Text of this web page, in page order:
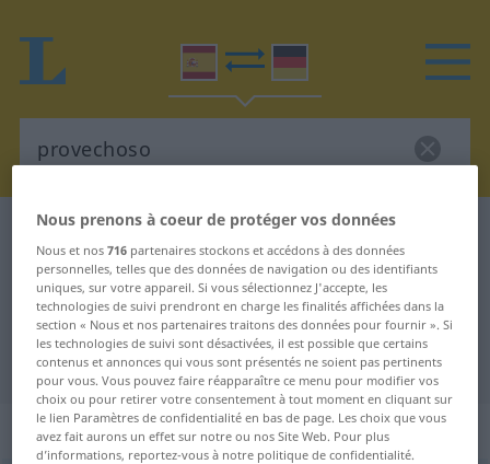
Dictionnaire Espagnol-Allemand provechoso
Traduction Espagnol-Allemand de
"provechoso"
"provechoso" - traduction Allemand
„provechoso“: adjetivo
Nous prenons à coeur de protéger vos données
Nous et nos716 partenaires stockons et accédons à des données
personnelles, telles que des données de navigation ou des identifiants
uniques, sur votre appareil. Si vous sélectionnez J'accepte, les
technologies de suivi prendront en charge les finalités affichées dans la
section « Nous et nos partenaires traitons des données pour fournir ». Si
les technologies de suivi sont désactivées, il est possible que certains
contenus et annonces qui vous sont présentés ne soient pas pertinents
pour vous. Vous pouvez faire réapparaître ce menu pour modifier vos
choix ou pour retirer votre consentement à tout moment en cliquant sur
le lien Paramètres de confidentialité en bas de page. Les choix que vous
avez fait aurons un effet sur notre ou nos Site Web. Pour plus
d’informations, reportez-vous à notre politique de confidentialité.